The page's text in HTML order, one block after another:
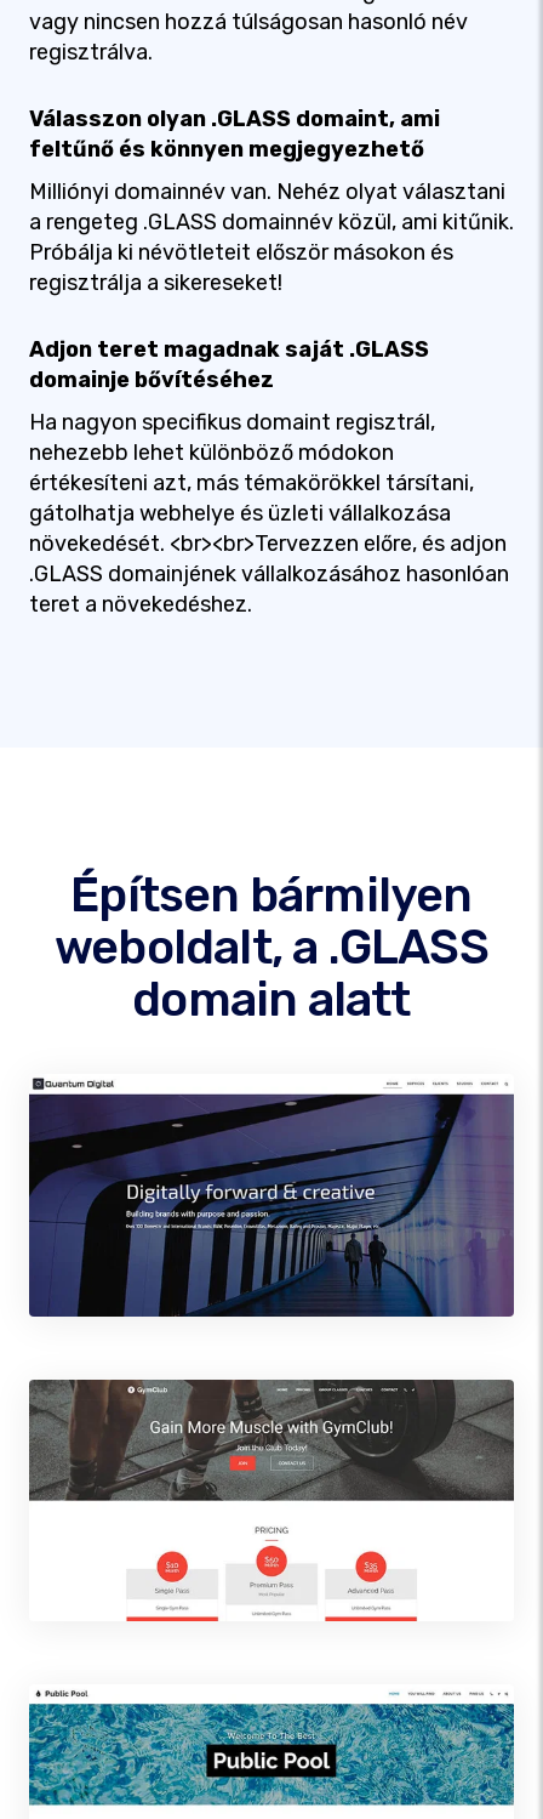
vagy nincsen hozzá túlságosan hasonló név
regisztrálva.
Válasszon olyan .GLASS domaint, ami
feltűnő és könnyen megjegyezhető
Milliónyi domainnév van. Nehéz olyat választani
a rengeteg .GLASS domainnév közül, ami kitűnik.
Próbálja ki névötleteit először másokon és
regisztrálja a sikereseket!
Adjon teret magadnak saját .GLASS
domainje bővítéséhez
Ha nagyon specifikus domaint regisztrál,
nehezebb lehet különböző módokon
értékesíteni azt, más témakörökkel társítani,
gátolhatja webhelye és üzleti vállalkozása
növekedését. <br><br>Tervezzen előre, és adjon
.GLASS domainjének vállalkozásához hasonlóan
teret a növekedéshez.
Építsen bármilyen
weboldalt, a .GLASS
domain alatt